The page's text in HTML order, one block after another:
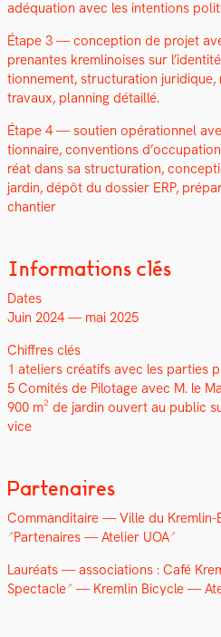
adéqua­tion avec les inten­tions
Étape 3 — con­cep­tion de pro­jet
prenantes krem­li­nois­es sur
tion­nement, struc­tura­tion
travaux, plan­ning détail­lé.
Étape 4 — sou­tien opéra­tionnel
tion­naire, con­ven­tions
réat dans sa struc­tura­tion,
jardin, dépôt du dossier ERP,
chantier
Informations clés
Dates
Juin 2024 — mai 2025
Chiffres clés
1 ate­liers créat­ifs avec les par­ties
5 Comités de Pilotage avec M. le
900 m² de jardin ouvert au pub­lic
vice
Partenaires
Com­man­di­taire — Ville du Krem­lin-
Parte­naires — Ate­lier UOA
Lau­réats — asso­ci­a­tions : Café
Spec­ta­cle — Krem­lin Bicy­cle —